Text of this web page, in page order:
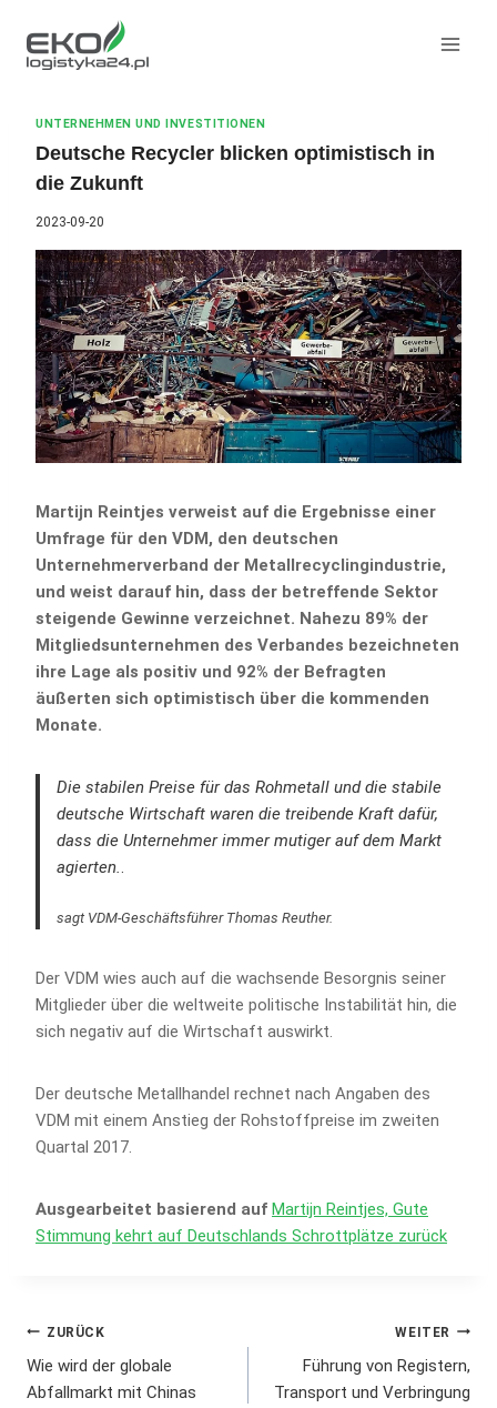
Inhalt
springen
UNTERNEHMEN UND INVESTITIONEN
Deutsche Recycler blicken optimistisch in
die Zukunft
2023-09-20
Martijn Reintjes verweist auf die Ergebnisse einer
Umfrage für den VDM, den deutschen
Unternehmerverband der Metallrecyclingindustrie,
und weist darauf hin, dass der betreffende Sektor
steigende Gewinne verzeichnet. Nahezu 89% der
Mitgliedsunternehmen des Verbandes bezeichneten
ihre Lage als positiv und 92% der Befragten
äußerten sich optimistisch über die kommenden
Monate.
Die stabilen Preise für das Rohmetall und die stabile
deutsche Wirtschaft waren die treibende Kraft dafür,
dass die Unternehmer immer mutiger auf dem Markt
agierten..
sagt VDM-Geschäftsführer Thomas Reuther.
Der VDM wies auch auf die wachsende Besorgnis seiner
Mitglieder über die weltweite politische Instabilität hin, die
sich negativ auf die Wirtschaft auswirkt.
Der deutsche Metallhandel rechnet nach Angaben des
VDM mit einem Anstieg der Rohstoffpreise im zweiten
Quartal 2017.
Ausgearbeitet basierend auf Martijn Reintjes, Gute
Stimmung kehrt auf Deutschlands Schrottplätze zurück
Beitrags-
Navigation
ZURÜCK
Wie wird der globale
Abfallmarkt mit Chinas
WEITER
Führung von Registern,
Transport und Verbringung